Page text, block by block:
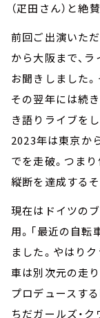
（疋田さん）と絶
前回ご出演いた
から大阪まで、
お聞きしました
その翌年には続
き語りライブを
2023年は東京か
でを走破。つま
縦断を達成するそ
現在はドイツの
用。「最近の自
ました。やはり
車は別次元の走
プロデュースす
ちだガールズ・